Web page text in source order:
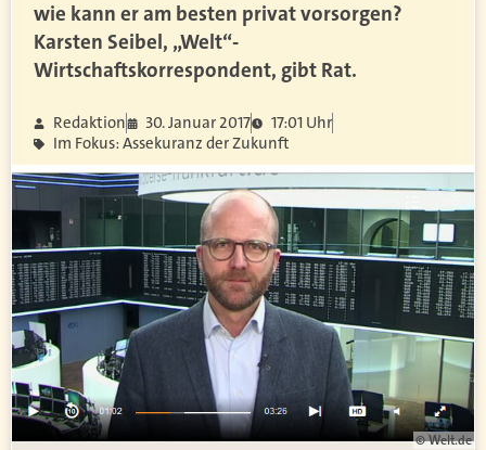
wie kann er am besten privat vorsorgen?
Karsten Seibel, „Welt“-
Wirtschaftskorrespondent, gibt Rat.
Redaktion 30. Januar 2017
17:01 Uhr
Im Fokus: Assekuranz der Zukunft
© Welt.de